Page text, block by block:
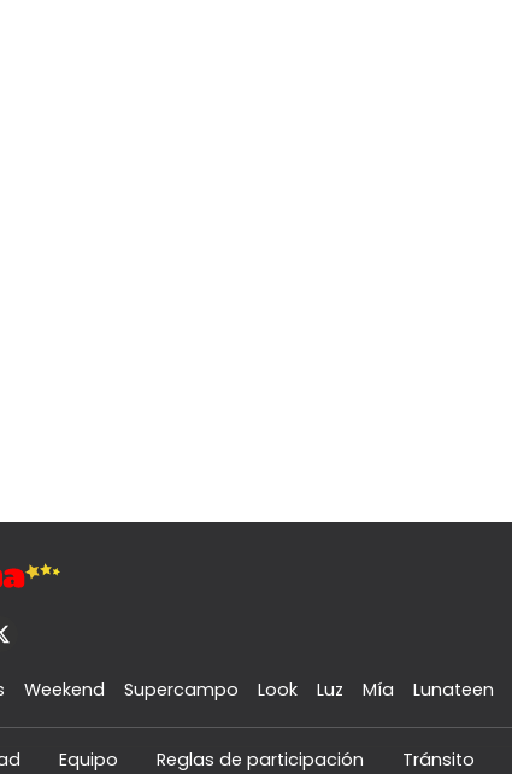
Weekend Supercampo Look Luz Mía Lunateen
Equipo Reglas de participación Tránsito